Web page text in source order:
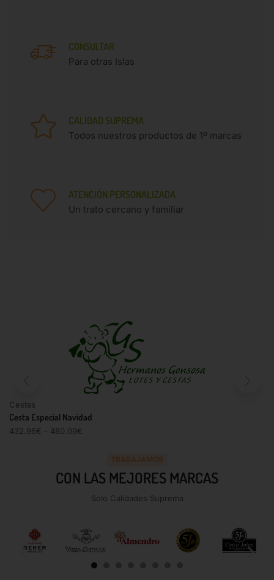
CONSULTAR
Para otras Islas
CALIDAD SUPREMA
Todos nuestros productos de 1º marcas
ATENCIÓN PERSONALIZADA
Un trato cercano y familiar
Cestas
Cesta Especial Navidad
432.96€ 480.09€
TRABAJAMOS
CON LAS MEJORES MARCAS
Solo Calidades Suprema